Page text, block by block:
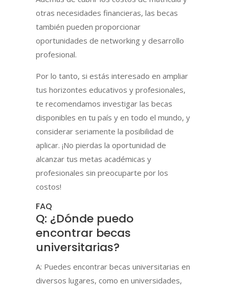
otras necesidades financieras, las becas
también pueden proporcionar
oportunidades de networking y desarrollo
profesional.
Por lo tanto, si estás interesado en ampliar
tus horizontes educativos y profesionales,
te recomendamos investigar las becas
disponibles en tu país y en todo el mundo, y
considerar seriamente la posibilidad de
aplicar. ¡No pierdas la oportunidad de
alcanzar tus metas académicas y
profesionales sin preocuparte por los
costos!
FAQ
Q: ¿Dónde puedo
encontrar becas
universitarias?
A: Puedes encontrar becas universitarias en
diversos lugares, como en universidades,